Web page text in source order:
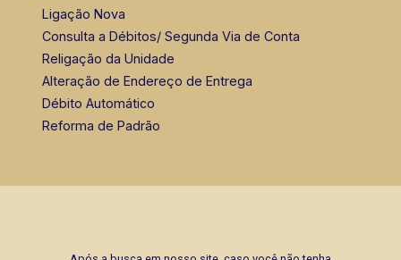
Ligação Nova
Consulta a Débitos/ Segunda Via de Conta
Religação da Unidade
Alteração de Endereço de Entrega
Débito Automático
Reforma de Padrão